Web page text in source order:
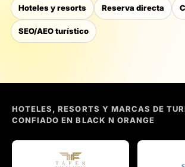
Hoteles y resorts Reserva directa
SEO/AEO turístico
HOTELES, RESORTS Y MARCAS DE
CONFIADO EN BLACK N ORANGE